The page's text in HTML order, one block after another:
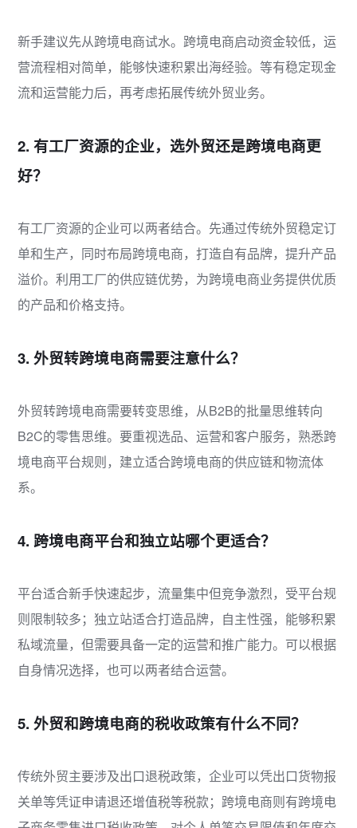
新手建议先从跨境电商试水。跨境电商启动资金较低，运
营流程相对简单，能够快速积累出海经验。等有稳定现金
流和运营能力后，再考虑拓展传统外贸业务。
2. 有工厂资源的企业，选外贸还是跨境电商更
好？
有工厂资源的企业可以两者结合。先通过传统外贸稳定订
单和生产，同时布局跨境电商，打造自有品牌，提升产品
溢价。利用工厂的供应链优势，为跨境电商业务提供优质
的产品和价格支持。
3. 外贸转跨境电商需要注意什么？
外贸转跨境电商需要转变思维，从B2B的批量思维转向
B2C的零售思维。要重视选品、运营和客户服务，熟悉跨
境电商平台规则，建立适合跨境电商的供应链和物流体
系。
4. 跨境电商平台和独立站哪个更适合？
平台适合新手快速起步，流量集中但竞争激烈，受平台规
则限制较多；独立站适合打造品牌，自主性强，能够积累
私域流量，但需要具备一定的运营和推广能力。可以根据
自身情况选择，也可以两者结合运营。
5. 外贸和跨境电商的税收政策有什么不同？
传统外贸主要涉及出口退税政策，企业可以凭出口货物报
关单等凭证申请退还增值税等税款；跨境电商则有跨境电